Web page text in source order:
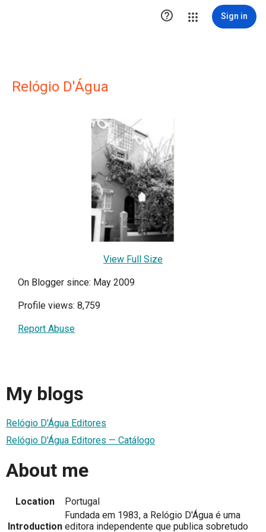
 Sign in
Relógio D'Água
View Full Size
On Blogger since: May 2009
Profile views: 8,759
Report Abuse
My blogs
Relógio D'Água Editores
Relógio D'Água Editores — Catálogo
About me
Location Portugal
Introduction
Fundada em 1983, a Relógio D'Água é uma
editora independente que publica sobretudo